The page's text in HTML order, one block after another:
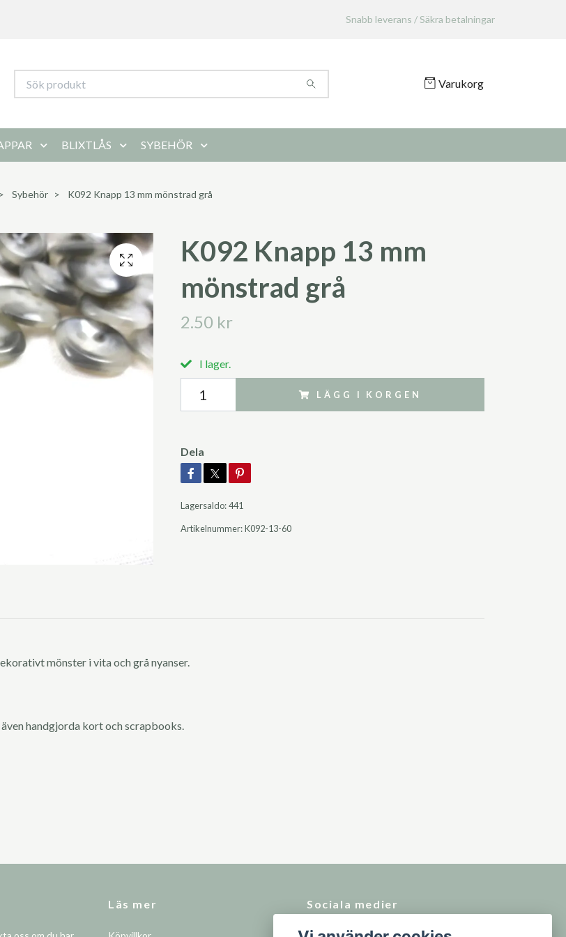
Snabb leverans / Säkra betalningar
Varukorg
BLIXTLÅS SYBEHÖR
Sybehör K092 Knapp 13 mm mönstrad grå
K092 Knapp 13 mm
mönstrad grå
2.50 kr
I lager.
LÄGG I KORGEN
Dela
Lagersaldo:441
Artikelnummer:K092-13-60
mönster i vita och grå nyanser.
handgjorda kort och scrapbooks.
Läs mer Sociala medier